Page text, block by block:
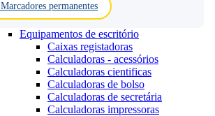
Marcadores permanentes
Equipamentos de escritório
Caixas registadoras
Calculadoras - acessórios
Calculadoras cientificas
Calculadoras de bolso
Calculadoras de secretária
Calculadoras impressoras